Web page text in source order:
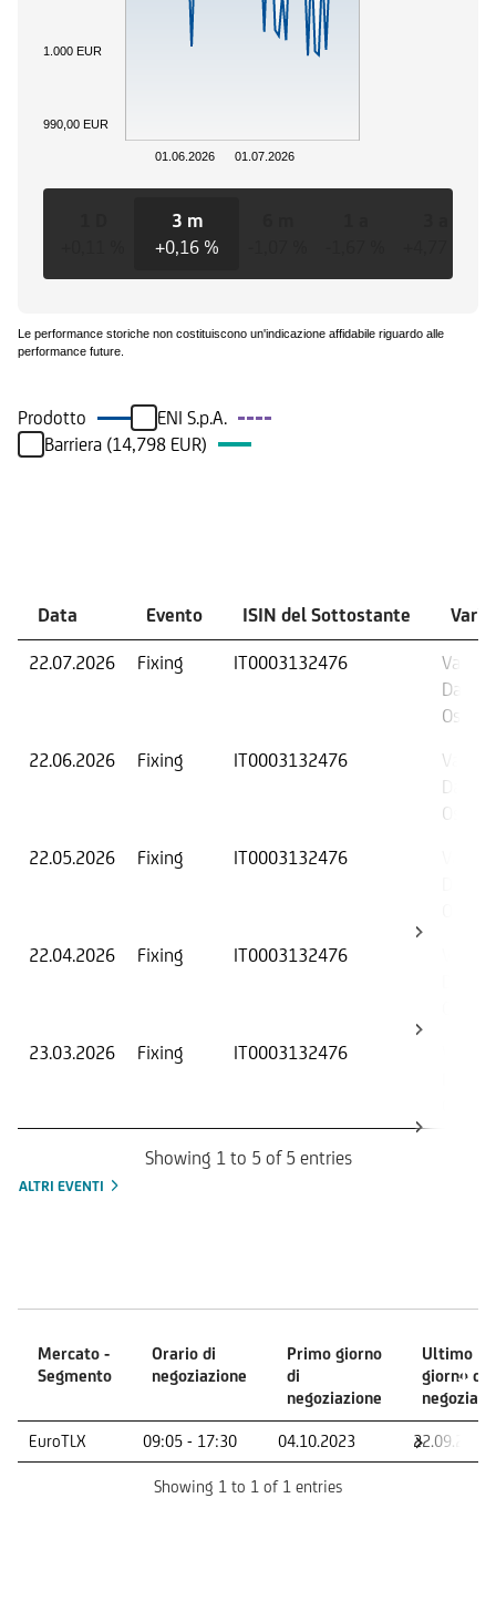
01.06.2026 01.07.2026
1.000 EUR
990,00 EUR
3 m
+0,16 %
Le performance storiche non costituiscono un'indicazione affidabile riguardo alle
performance future.
Prodotto
ENI S.p.A.
Barriera (14,798 EUR)
Data Evento ISIN del Sottostante
22.07.2026 Fixing IT0003132476
Valore
Data di
22.06.2026
Fixing IT0003132476
Data di
22.05.2026
Fixing IT0003132476
22.04.2026
Fixing IT0003132476
23.03.2026
Fixing IT0003132476
Showing 1 to 5 of 5 entries
ALTRI EVENTI
Mercato -
Segmento
Orario di
negoziazione
Primo giorno
di
negoziazione
Ultimo
giorno di
Mercato -
Orario di
Primo giorno
negoziazione
Ultimo
EuroTLX 09:05 - 17:30 04.10.2023 22.09.2028
Showing 1 to 1 of 1 entries